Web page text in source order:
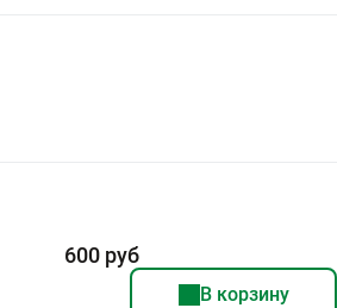
600 руб
В корзину